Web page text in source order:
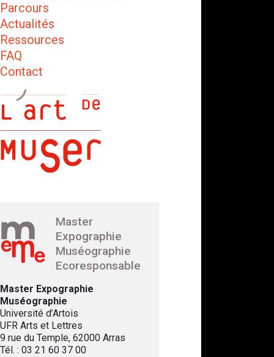
Parcours
Actualités
Ressources
FAQ
Contact
Master
Expographie
Muséographie
Ecoresponsable
Master Expographie
Muséographie
Université d’Artois
UFR Arts et Lettres
9 rue du Temple, 62000 Arras
Tél. : 03 21 60 37 00